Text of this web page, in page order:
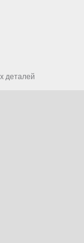
деталей